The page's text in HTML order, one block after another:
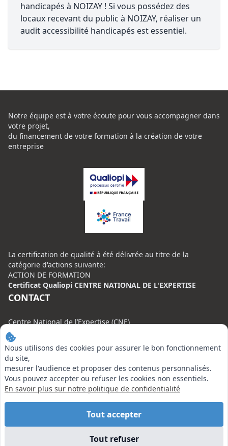
handicapés à NOIZAY ! Si vous possédez des
locaux recevant du public à NOIZAY, réaliser un
audit accessibilité handicapés est essentiel.
Nous utilisons des cookies pour assurer le bon fonctionnement
du site,
mesurer l'audience et proposer des contenus personnalisés.
Vous pouvez accepter ou refuser les cookies non essentiels.
En savoir plus sur notre politique de confidentialité
Tout accepter
Tout refuser
Notre équipe est à votre écoute pour vous accompagner dans
votre projet,
du financement de votre formation à la création de votre
entreprise
La certification de qualité à été délivrée au titre de la
catégorie d'actions suivante:
ACTION DE FORMATION
Certificat Qualiopi CENTRE NATIONAL DE L'EXPERTISE
CONTACT
Centre National de l’Expertise (CNE)
20 rue Henri Regnault, 75008 Paris
N°VERT : 0800 00 80 89
EN SAVOIR PLUS
Liens utiles